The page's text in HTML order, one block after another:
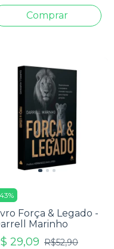
43%
Força & Legado -
Marinho
29,09 R$52,90